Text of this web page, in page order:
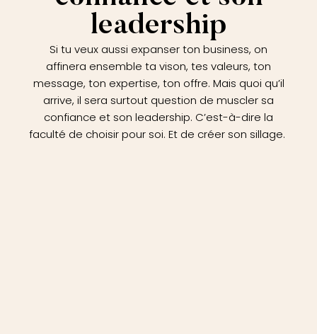
leadership
Si tu veux aussi expanser ton business, on
affinera ensemble ta vison, tes valeurs, ton
message, ton expertise, ton offre. Mais quoi qu’il
arrive, il sera surtout question de muscler sa
confiance et son leadership. C’est-à-dire la
faculté de choisir pour soi. Et de créer son sillage.